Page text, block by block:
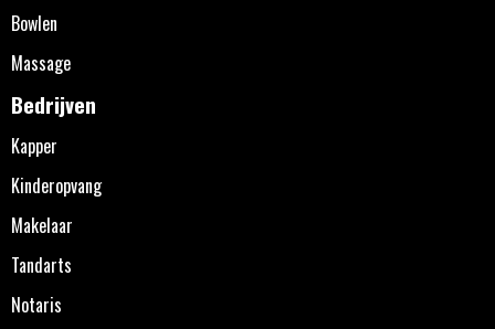
Bowlen
Massage
Bedrijven
Kapper
Kinderopvang
Makelaar
Tandarts
Notaris